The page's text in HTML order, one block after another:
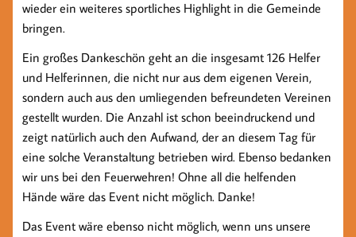
wieder ein weiteres sportliches Highlight in die Gemeinde
bringen.
Ein großes Dankeschön geht an die insgesamt 126 Helfer
und Helferinnen, die nicht nur aus dem eigenen Verein,
sondern auch aus den umliegenden befreundeten Vereinen
gestellt wurden. Die Anzahl ist schon beeindruckend und
zeigt natürlich auch den Aufwand, der an diesem Tag für
eine solche Veranstaltung betrieben wird. Ebenso bedanken
wir uns bei den Feuerwehren! Ohne all die helfenden
Hände wäre das Event nicht möglich. Danke!
Das Event wäre ebenso nicht möglich, wenn uns unsere